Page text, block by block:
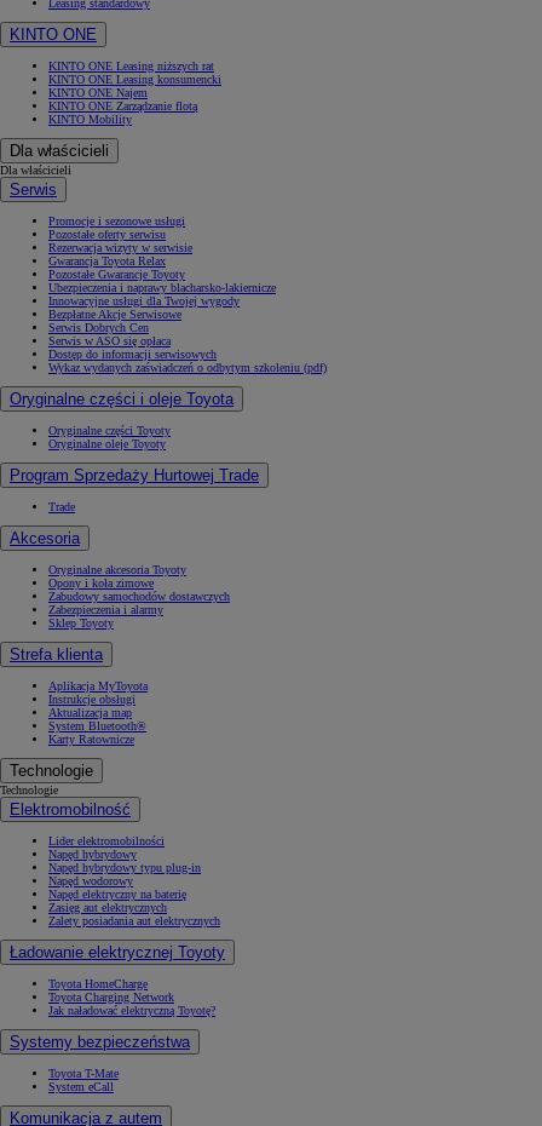
KINTO ONE
KINTO ONE Leasing niższych rat
KINTO ONE Leasing konsumencki
KINTO ONE Najem
KINTO ONE Zarządzanie flotą
KINTO Mobility
Dla właścicieli
Dla właścicieli
Serwis
Promocje i sezonowe usługi
Pozostałe oferty serwisu
Rezerwacja wizyty w serwisie
Gwarancja Toyota Relax
Pozostałe Gwarancje Toyoty
Ubezpieczenia i naprawy blacharsko-lakiernicze
Innowacyjne usługi dla Twojej wygody
Bezpłatne Akcje Serwisowe
Serwis Dobrych Cen
Serwis w ASO się opłaca
Dostęp do informacji serwisowych
Wykaz wydanych zaświadczeń o odbytym szkoleniu (pdf)
Oryginalne części i oleje Toyota
Oryginalne części Toyoty
Oryginalne oleje Toyoty
Program Sprzedaży Hurtowej Trade
Trade
Akcesoria
Oryginalne akcesoria Toyoty
Opony i koła zimowe
Zabudowy samochodów dostawczych
Zabezpieczenia i alarmy
Sklep Toyoty
Strefa klienta
Aplikacja MyToyota
Instrukcje obsługi
Aktualizacja map
System Bluetooth®
Karty Ratownicze
Technologie
Technologie
Elektromobilność
Lider elektromobilności
Napęd hybrydowy
Napęd hybrydowy typu plug-in
Napęd wodorowy
Napęd elektryczny na baterię
Zasięg aut elektrycznych
Zalety posiadania aut elektrycznych
Ładowanie elektrycznej Toyoty
Toyota HomeCharge
Toyota Charging Network
Jak naładować elektryczną Toyotę?
Systemy bezpieczeństwa
Toyota T-Mate
System eCall
Komunikacja z autem